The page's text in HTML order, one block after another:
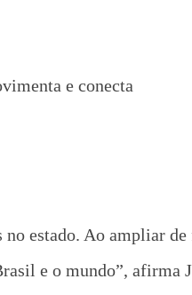
e conecta
no estado. Ao ampliar
e o mundo”, afirma